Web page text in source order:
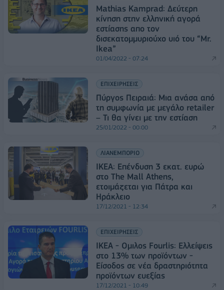
Mathias Kamprad: Δεύτερη
κίνηση στην ελληνική αγορά
εστίασης απο τον
δισεκατομμυριούχο υιό του “Mr.
Ikea”
01/04/2022 - 07:24
ΕΠΙΧΕΙΡΗΣΕΙΣ
Πύργος Πειραιά: Μια ανάσα από
τη συμφωνία με μεγάλο retailer
– Τι θα γίνει με την εστίαση
25/01/2022 - 00:00
ΛΙΑΝΕΜΠΟΡΙΟ
IKEA: Επένδυση 3 εκατ. ευρώ
στο Τhe Mall Athens,
ετοιμάζεται για Πάτρα και
Ηράκλειο
17/12/2021 - 12:34
ΕΠΙΧΕΙΡΗΣΕΙΣ
IKEA - Ομιλος Fourlis: Ελλείψεις
στο 13% των προϊόντων -
Είσοδος σε νέα δραστηριότητα
προϊόντων ευεξίας
17/12/2021 - 10:49